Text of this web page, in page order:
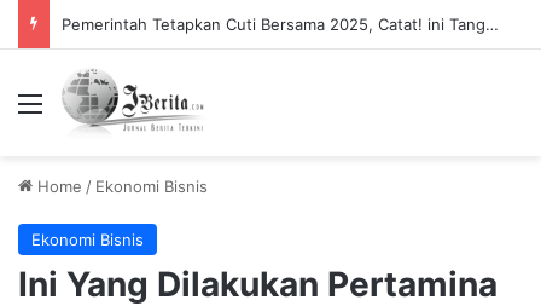
Pemerintah Tetapkan Cuti Bersama 2025, Catat! ini Tanggalnya
Menu
Home / Ekonomi Bisnis
Ekonomi Bisnis
Ini Yang Dilakukan Pertamina